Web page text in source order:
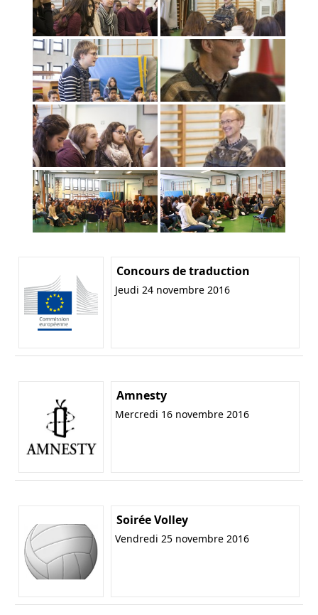
Concours de traduction
Jeudi 24 novembre 2016
Amnesty
Mercredi 16 novembre 2016
Soirée Volley
Vendredi 25 novembre 2016